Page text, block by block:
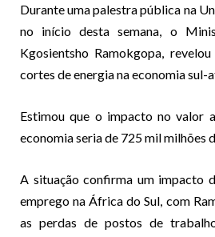
Durante uma palestra pública na
no início desta semana, o
Kgosientsho Ramokgopa,
cortes de energia na economia sul-
Estimou que o impacto no valor
economia seria de 725 mil milhões
A situação confirma um impacto
emprego na África do Sul, com
as perdas de postos de